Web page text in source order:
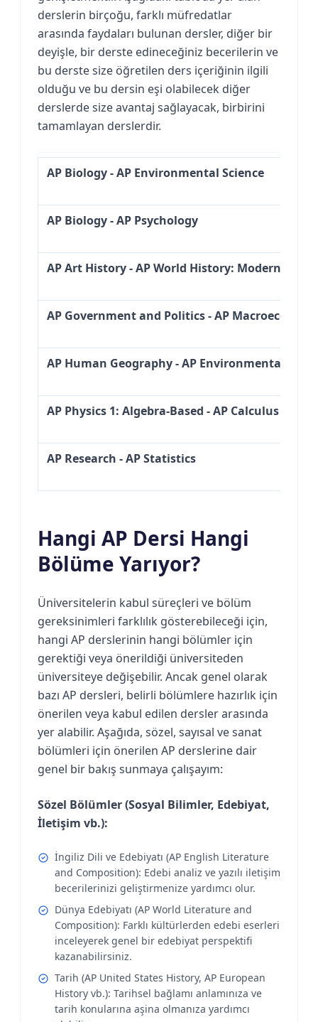
derslerin birçoğu, farklı müfredatlar
arasında faydaları bulunan dersler, diğer bir
deyişle, bir derste edineceğiniz becerilerin ve
bu derste size öğretilen ders içeriğinin ilgili
olduğu ve bu dersin eşi olabilecek diğer
derslerde size avantaj sağlayacak, birbirini
tamamlayan derslerdir.
AP Biology - AP Environmental Science
AP Biology - AP Psychology
AP Art History - AP World History: Modern
AP Government and Politics - AP
AP Human Geography - AP Environmental
AP Physics 1: Algebra-Based - AP Calculus AB
AP Research - AP Statistics
Hangi AP Dersi Hangi
Bölüme Yarıyor?
Üniversitelerin kabul süreçleri ve bölüm
gereksinimleri farklılık gösterebileceği için,
hangi AP derslerinin hangi bölümler için
gerektiği veya önerildiği üniversiteden
üniversiteye değişebilir. Ancak genel olarak
bazı AP dersleri, belirli bölümlere hazırlık için
önerilen veya kabul edilen dersler arasında
yer alabilir. Aşağıda, sözel, sayısal ve sanat
bölümleri için önerilen AP derslerine dair
genel bir bakış sunmaya çalışayım:
Sözel Bölümler (Sosyal Bilimler, Edebiyat,
İletişim vb.):
İngiliz Dili ve Edebiyatı (AP English Literature
and Composition): Edebi analiz ve yazılı iletişim
becerilerinizi geliştirmenize yardımcı olur.
Dünya Edebiyatı (AP World Literature and
Composition): Farklı kültürlerden edebi eserleri
inceleyerek genel bir edebiyat perspektifi
kazanabilirsiniz.
Tarih (AP United States History, AP European
History vb.): Tarihsel bağlamı anlamınıza ve
tarih konularına aşina olmanıza yardımcı